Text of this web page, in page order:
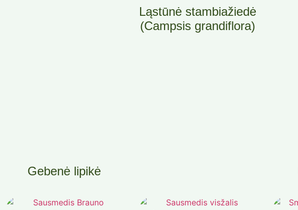
Gebenė lipikė
Ląstūnė stambiažiedė
(Campsis grandiflora)